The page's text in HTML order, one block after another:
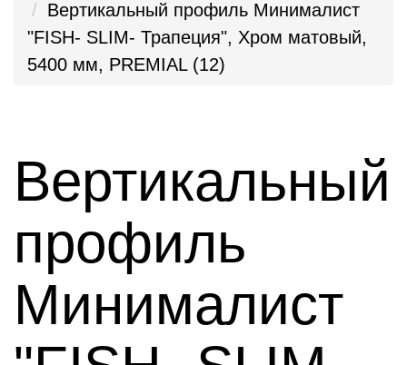
Вертикальный профиль Минималист
"FISH- SLIM- Трапеция", Хром матовый,
5400 мм, PREMIAL (12)
Вертикальный
профиль
Минималист